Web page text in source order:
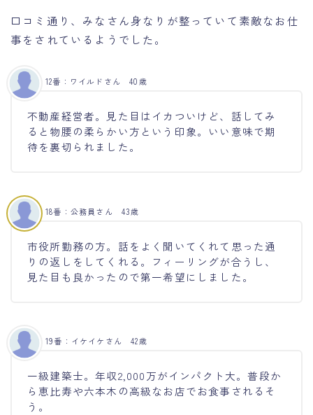
口コミ通り、みなさん身なりが整っていて素敵なお仕
事をされているようでした。
不動産経営者。見た目はイカついけど、話してみ
ると物腰の柔らかい方という印象。いい意味で期
待を裏切られました。
12番：ワイルドさん 40歳
市役所勤務の方。話をよく聞いてくれて思った通
りの返しをしてくれる。フィーリングが合うし、
見た目も良かったので第一希望にしました。
18番：公務員さん 43歳
一級建築士。年収2,000万がインパクト大。普段か
ら恵比寿や六本木の高級なお店でお食事されるそ
う。
19番：イケイケさん 42歳